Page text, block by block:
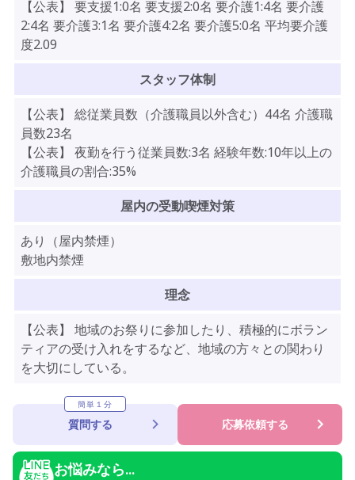
【公表】 要支援1:0名 要支援2:0名 要介護1:4名 要介護
2:4名 要介護3:1名 要介護4:2名 要介護5:0名 平均要介護
度2.09
スタッフ体制
【公表】 総従業員数（介護職員以外含む）44名 介護職
員数23名
【公表】 夜勤を行う従業員数:3名 経験年数:10年以上の
介護職員の割合:35%
屋内の受動喫煙対策
あり（屋内禁煙）
敷地内禁煙
理念
【公表】 地域のお祭りに参加したり、積極的にボラン
ティアの受け入れをするなど、地域の方々との関わり
を大切にしている。
簡単１分
質問する 応募依頼する
お悩みなら...